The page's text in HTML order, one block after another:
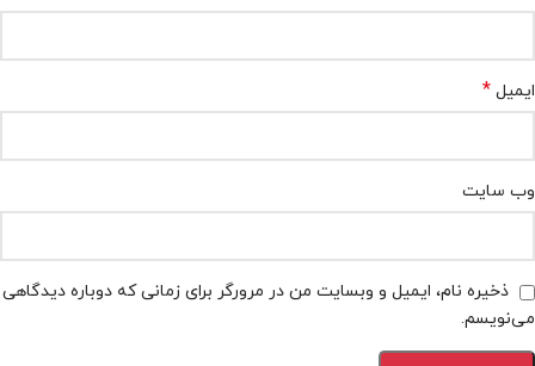
ایمیل *
وب‌ سایت
ذخیره نام، ایمیل و وبسایت من در مرورگر برای زمانی که دوباره دیدگاهی
می‌نویسم.